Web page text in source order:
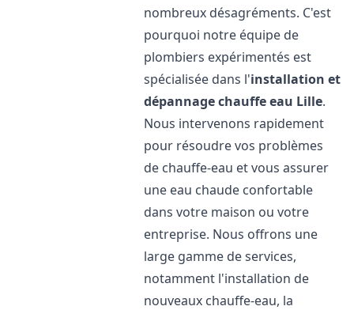
nombreux désagréments. C'est
pourquoi notre équipe de
plombiers expérimentés est
spécialisée dans l'installation et
dépannage chauffe eau Lille.
Nous intervenons rapidement
pour résoudre vos problèmes
de chauffe-eau et vous assurer
une eau chaude confortable
dans votre maison ou votre
entreprise. Nous offrons une
large gamme de services,
notamment l'installation de
nouveaux chauffe-eau, la